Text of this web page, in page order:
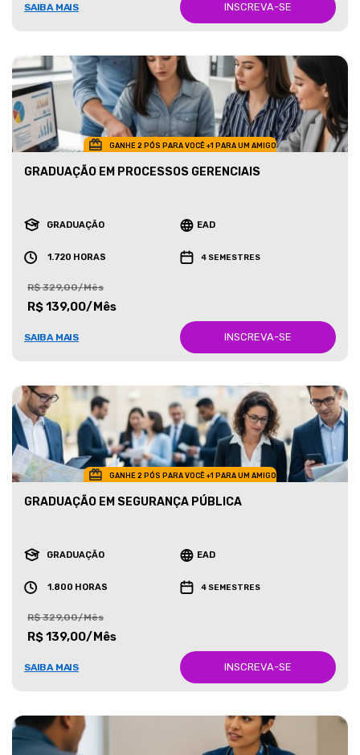
SAIBA MAIS INSCREVA-SE
GANHE 2 PÓS PARA VOCÊ +1 PARA UM AMIGO
GRADUAÇÃO EM PROCESSOS GERENCIAIS
GRADUAÇÃO EAD
1.720 HORAS 4 SEMESTRES
R$ 329,00/Mês
R$ 139,00/Mês
SAIBA MAIS INSCREVA-SE
GANHE 2 PÓS PARA VOCÊ +1 PARA UM AMIGO
GRADUAÇÃO EM SEGURANÇA PÚBLICA
GRADUAÇÃO EAD
1.800 HORAS 4 SEMESTRES
R$ 329,00/Mês
R$ 139,00/Mês
SAIBA MAIS INSCREVA-SE